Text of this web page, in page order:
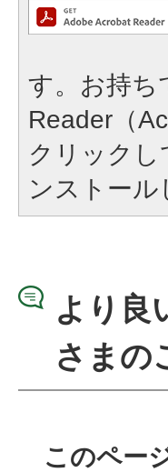
す。お持ち
Reader（
クリック
ンストール
より良
さまの
このペー